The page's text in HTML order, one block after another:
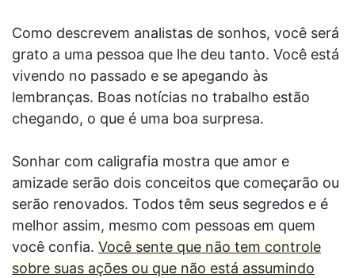
Como descrevem analistas de sonhos, você será
grato a uma pessoa que lhe deu tanto. Você está
vivendo no passado e se apegando às
lembranças. Boas notícias no trabalho estão
chegando, o que é uma boa surpresa.
Sonhar com caligrafia mostra que amor e
amizade serão dois conceitos que começarão ou
serão renovados. Todos têm seus segredos e é
melhor assim, mesmo com pessoas em quem
você confia. Você sente que não tem controle
sobre suas ações ou que não está assumindo